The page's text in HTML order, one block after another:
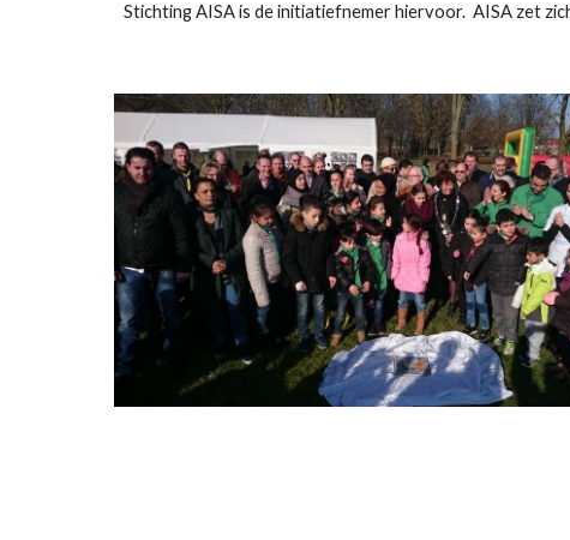
Stichting AISA is de initiatiefnemer hiervoor. AISA zet